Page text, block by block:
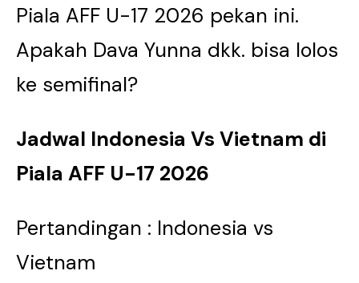
Piala AFF U-17 2026 pekan ini.
Apakah Dava Yunna dkk. bisa lolos
ke semifinal?
Jadwal Indonesia Vs Vietnam di
Piala AFF U-17 2026
Pertandingan : Indonesia vs
Vietnam